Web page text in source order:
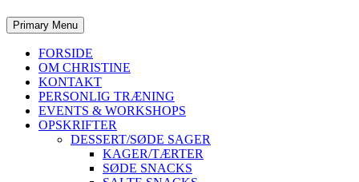
Primary Menu
FORSIDE
OM CHRISTINE
KONTAKT
PERSONLIG TRÆNING
EVENTS & WORKSHOPS
OPSKRIFTER
DESSERT/SØDE SAGER
KAGER/TÆRTER
SØDE SNACKS